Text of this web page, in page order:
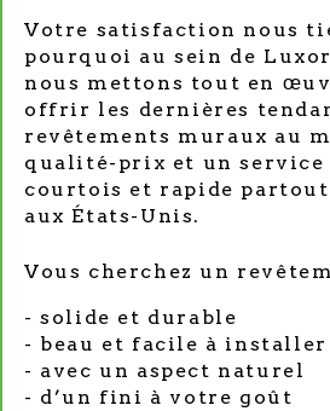
Votre satisfaction nous
pourquoi au sein de
nous mettons tout en
offrir les dernières
revêtements muraux au
qualité-prix et un service
courtois et rapide partout
aux États-Unis.
Vous cherchez un
solide et durable
beau et facile à installer
avec un aspect naturel
d’un fini à votre goût